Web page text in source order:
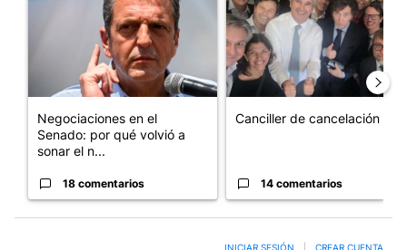
Negociaciones en el
Senado: por qué volvió a
sonar el n...
18 comentarios
Canciller de cancelación
14 comentarios
INICIAR SESIÓN CREAR CUENTA